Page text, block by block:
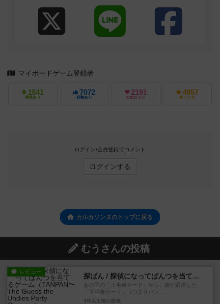
マイボードゲーム登録者
1541
興味あり
7072
経験あり
2191
お気に入り
4857
持ってる
ログイン/会員登録でコメント
ログインする
カルカソンヌのトップに戻る
むうさんの投稿
レビュー
探ぱん / 探偵になってぱんつを当てるゲーム
女の子の「上半身カード」から、親が選択した
「下半身カード」（つまりパン...
3年以上前 の投稿